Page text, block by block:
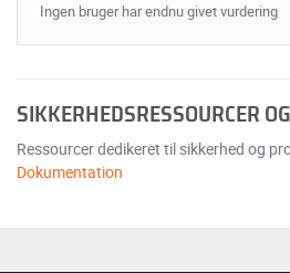
Ingen bruger har endnu givet vurdering
SIKKERHEDSRESSOURCER
Ressourcer dedikeret til sikkerhed og
Dokumentation